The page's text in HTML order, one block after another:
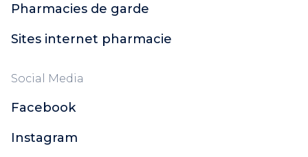
Pharmacies de garde
Sites internet pharmacie
Social Media
Facebook
Instagram